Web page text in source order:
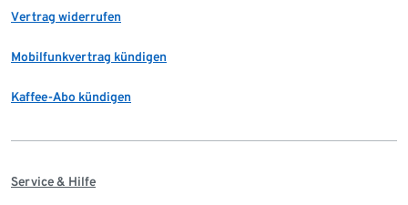
Vertrag widerrufen
Mobilfunkvertrag kündigen
Kaffee-Abo kündigen
Service & Hilfe